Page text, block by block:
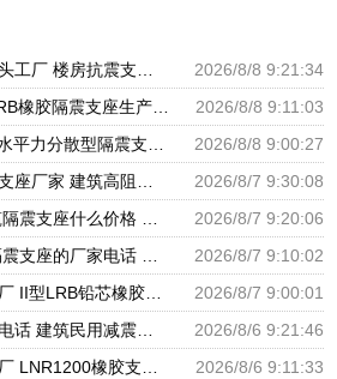
建筑铅芯橡胶抗震支座源头工厂 楼房抗震支座厂家电话 建筑隔震支座III型源头工厂
2026/8/8 9:21:34
民用减震支座源头工厂 LRB橡胶隔震支座生产厂家 LNR水平分散型橡胶隔震支座源头工厂
2026/8/8 9:11:03
LRB900隔震支座多少钱 水平力分散型隔震支座多少钱 建筑减震隔震支座厂商
2026/8/8 9:00:27
建筑隔震建筑的橡胶隔震支座厂家 建筑高阻尼抗震支座厂家 隔震支座LNR700源头工厂
2026/8/7 9:30:08
防震支座多少钱 铅芯建筑隔震支座什么价格 HDR600支座
2026/8/7 9:20:06
大型减震支座生产厂家 隔震支座的厂家电话 建筑橡胶隔震支座LNR厂家
2026/8/7 9:10:02
建筑橡胶铅芯支座源头工厂 II型LRB铅芯橡胶隔震支座厂家 LNR1300隔震支座厂家
2026/8/7 9:00:01
建筑工程用隔震支座厂家电话 建筑民用减震支座厂家 建筑圆形铅芯橡胶隔震支座厂家
2026/8/6 9:21:46
高层建筑隔震支座源头工厂 LNR1200橡胶支座厂家电话 LNR600支座什么价格
2026/8/6 9:11:33